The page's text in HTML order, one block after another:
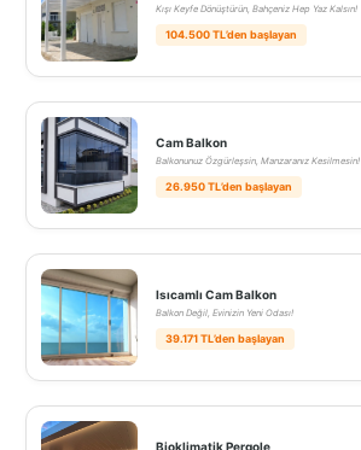
Kışı Keyfe Dönüştürün, Bahçeniz Hep Yaz Kalsın!
104.500 TL’den başlayan
Cam Balkon
Balkonunuz Özgürleşsin, Manzaranız Kesilmesin!
26.950 TL’den başlayan
Isıcamlı Cam Balkon
Balkon Değil, Evinizin Yeni Odası!
39.171 TL’den başlayan
Bioklimatik Pergole